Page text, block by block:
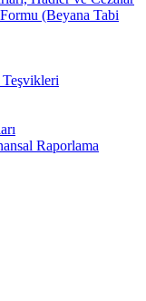
(Beyana Tabi
Raporlama